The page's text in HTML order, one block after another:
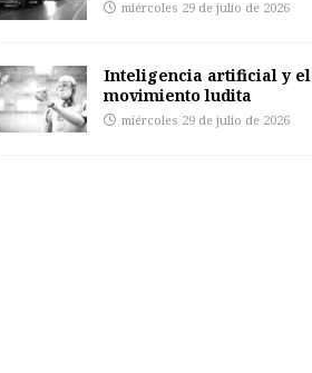
miércoles 29 de julio de 2026
Inteligencia artificial y el
movimiento ludita
miércoles 29 de julio de 2026